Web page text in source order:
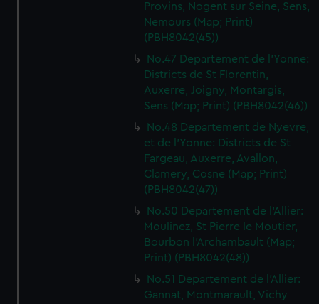
Provins, Nogent sur Seine, Sens,
Nemours (Map; Print)
(PBH8042(45))
No.47 Departement de l'Yonne:
Districts de St Florentin,
Auxerre, Joigny, Montargis,
Sens (Map; Print) (PBH8042(46))
No.48 Departement de Nyevre,
et de l'Yonne: Districts de St
Fargeau, Auxerre, Avallon,
Clamery, Cosne (Map; Print)
(PBH8042(47))
No.50 Departement de l'Allier:
Moulinez, St Pierre le Moutier,
Bourbon l'Archambault (Map;
Print) (PBH8042(48))
No.51 Departement de l'Allier:
Gannat, Montmarault, Vichy